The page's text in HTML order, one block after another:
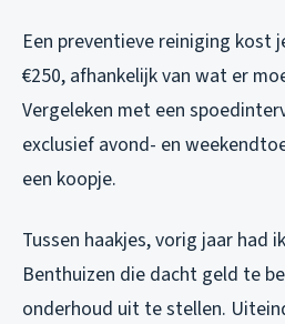
Een preventieve reiniging kost
€250, afhankelijk van wat er
Vergeleken met een
exclusief avond- en
een koopje.
Tussen haakjes, vorig jaar had
Benthuizen die dacht geld te
onderhoud uit te stellen.